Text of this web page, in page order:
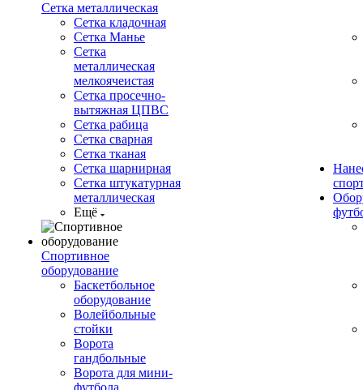
Сетка металлическая
Сетка кладочная
Сетка Манье
Сетка
металлическая
мелкоячеистая
Сетка просечно-
вытяжная ЦПВС
Сетка рабица
Сетка сварная
Сетка тканая
Сетка шарнирная
Сетка штукатурная
металлическая
Ещё
Спортивное
оборудование
Баскетбольное
оборудование
Волейбольные
стойки
Ворота
гандбольные
Ворота для мини-
футбола